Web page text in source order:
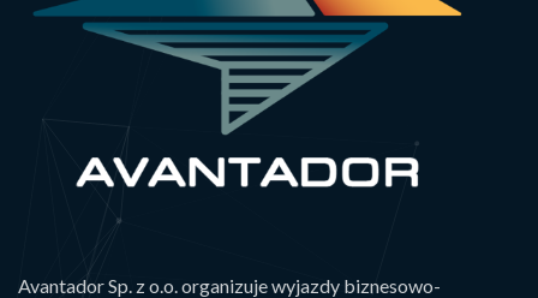
Avantador Sp. z o.o. organizuje wyjazdy biznesowo-